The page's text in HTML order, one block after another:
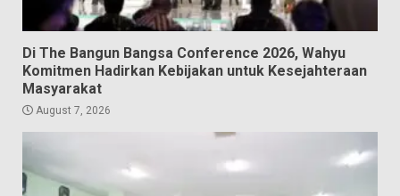
Di The Bangun Bangsa Conference 2026, Wahyu
Komitmen Hadirkan Kebijakan untuk Kesejahteraan
Masyarakat
August 7, 2026